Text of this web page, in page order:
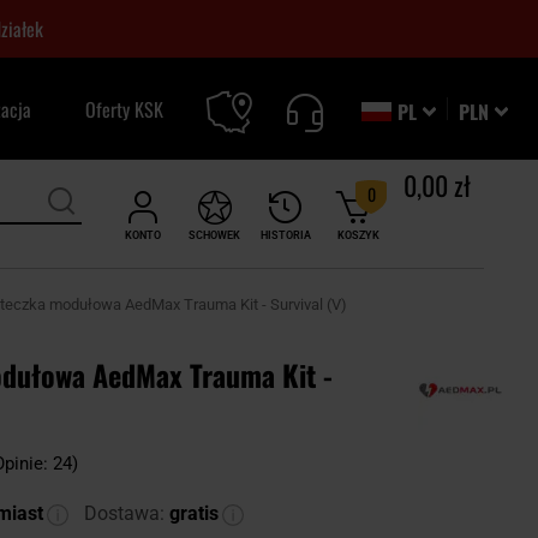
PLN
PL
Oferty KSK
KONTO HISTORIA
SCHOWEK KOSZYK
0 0,00 zł
modułowa AedMax Trauma Kit - Survival (V)
AedMax Trauma Kit -
24)
Dostawa: gratis